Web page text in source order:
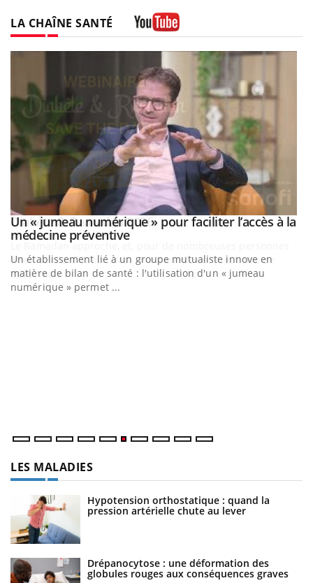
LA CHAÎNE SANTÉ
Youtube
Un « jumeau numérique » pour faciliter l’accès à la
médecine préventiveYoutube
Un établissement lié à un groupe mutualiste innove en
matière de bilan de santé : l'utilisation d'un « jumeau
numérique » permet ...
LES MALADIES
Hypotension orthostatique : quand la
pression artérielle chute au lever
Drépanocytose : une déformation des
globules rouges aux conséquences graves